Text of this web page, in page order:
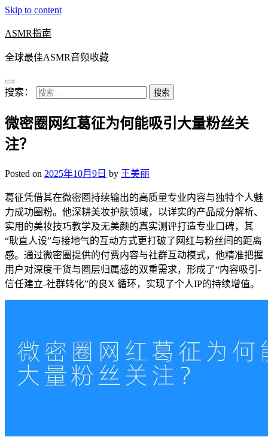
Skip to content
ASMR指南
全球最佳ASMR音频收藏
搜索：
微密圈网红葛征为何能吸引大量粉丝关
注？
Posted on 2025年10月9日 by 王美丽
葛征凭借其在微密圈持续输出的高质量专业内容与独特个人魅
力成功圈粉。他深耕美妆护肤领域，以详实的产品成分解析、
实用的美妆技巧教学及无美颜的真实测评打造专业口碑，其
“耿直人设”与接地气的互动方式更打破了网红与粉丝间的距离
感。通过微密圈提供的付费内容与社群互动模式，他精准把握
用户对深度干货与圈层归属感的双重需求，形成了“内容吸引-
信任建立-社群转化”的良X 循环，实现了个人IP的持续增值。